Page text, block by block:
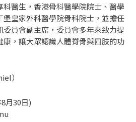
醫生，香港骨科醫學院院士、醫學
皇家外科醫學院骨科院士，並擔任
員會副主席，委員會多年來致力提
，讓大眾認識人體脊骨與四肢的功
）
月30日)